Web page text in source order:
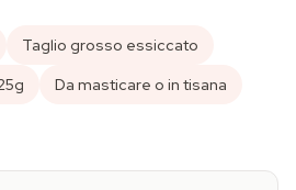
Taglio grosso essiccato
Da masticare o in tisana